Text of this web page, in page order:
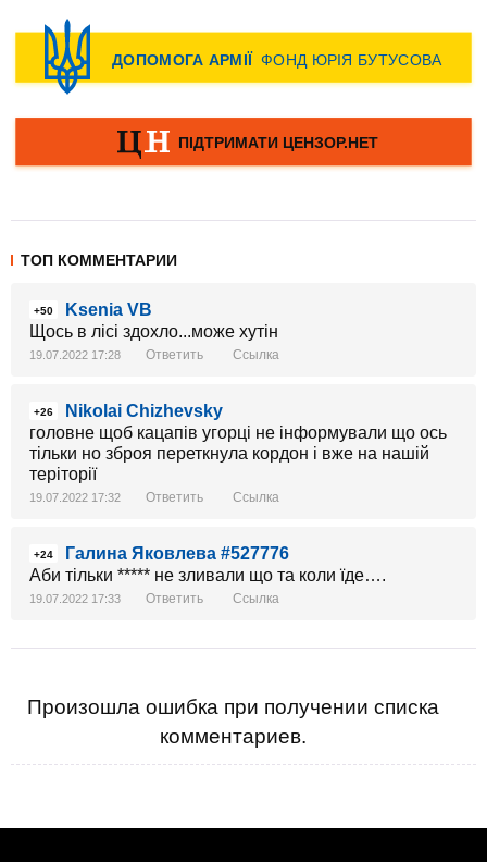
ТОП КОММЕНТАРИИ
+50
Ksenia VB
Щось в лісі здохло...може хутін
19.07.2022 17:28 Ответить Ссылка
+26
Nikolai Chizhevsky
головне щоб кацапів угорці не інформували що ось
тільки но зброя переткнула кордон і вже на нашій
теріторії
19.07.2022 17:32 Ответить Ссылка
+24
Галина Яковлева #527776
Aби тільки ***** не зливали що та коли їде….
19.07.2022 17:33 Ответить Ссылка
Произошла ошибка при получении списка
комментариев.